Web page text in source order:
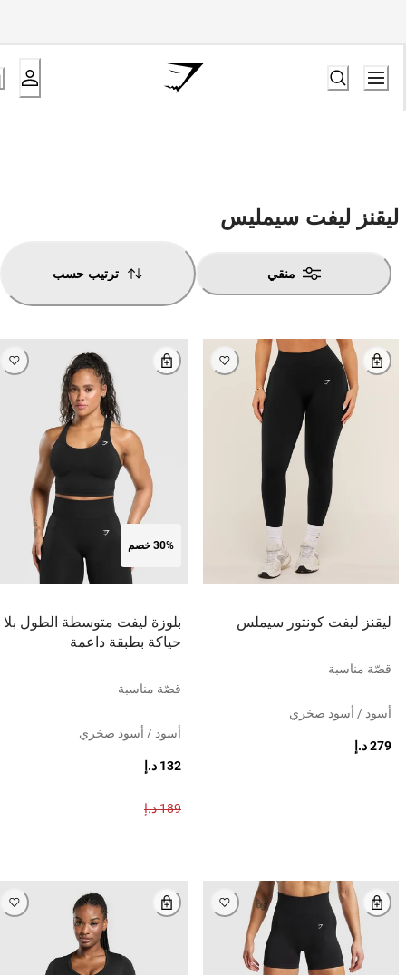
ليقنز ليفت سيمليس
منقي ترتيب حسب
ليقنز ليفت كونتور سيملس
قصّة مناسبة
أسود / أسود صخري
279 د.إ
30% خصم
بلوزة ليفت متوسطة الطول بلا
حياكة بطبقة داعمة
قصّة مناسبة
أسود / أسود صخري
132 د.إ
189 د.إ